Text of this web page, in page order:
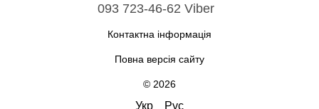
093 723-46-62 Viber
Контактна інформація
Повна версія сайту
© 2026
Укр Рус